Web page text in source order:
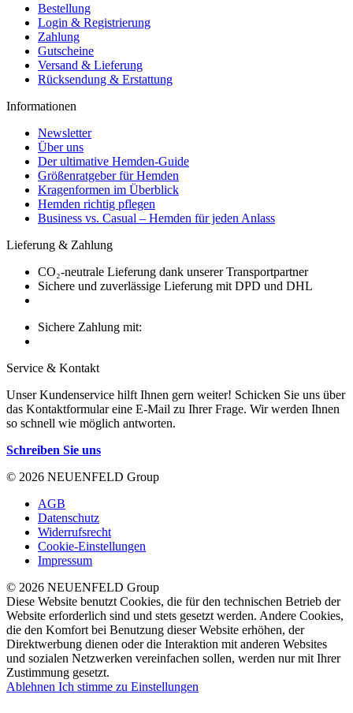
Bestellung
Login & Registrierung
Zahlung
Gutscheine
Versand & Lieferung
Rücksendung & Erstattung
Informationen
Newsletter
Über uns
Der ultimative Hemden-Guide
Größenratgeber für Hemden
Kragenformen im Überblick
Hemden richtig pflegen
Business vs. Casual – Hemden für jeden Anlass
Lieferung & Zahlung
CO₂-neutrale Lieferung dank unserer Transportpartner
Sichere und zuverlässige Lieferung mit DPD und DHL
Sichere Zahlung mit:
Service & Kontakt
Unser Kundenservice hilft Ihnen gern weiter! Schicken Sie uns über
das Kontaktformular eine E-Mail zu Ihrer Frage. Wir werden Ihnen
so schnell wie möglich antworten.
Schreiben Sie uns
© 2026 NEUENFELD Group
AGB
Datenschutz
Widerrufsrecht
Cookie-Einstellungen
Impressum
© 2026 NEUENFELD Group
Diese Website benutzt Cookies, die für den technischen Betrieb der
Website erforderlich sind und stets gesetzt werden. Andere Cookies,
die den Komfort bei Benutzung dieser Website erhöhen, der
Direktwerbung dienen oder die Interaktion mit anderen Websites
und sozialen Netzwerken vereinfachen sollen, werden nur mit Ihrer
Zustimmung gesetzt.
Ablehnen Ich stimme zu Einstellungen